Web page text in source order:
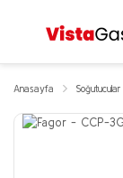
Anasayfa Soğutucular